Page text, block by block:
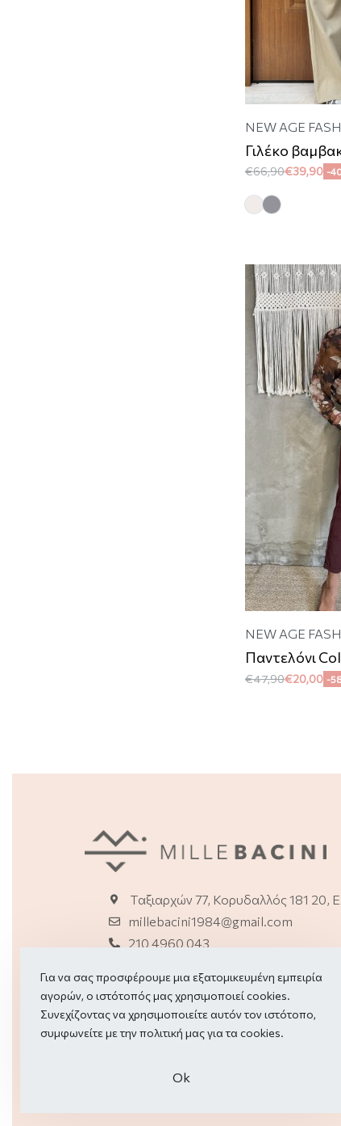
NEW AGE
Γιλέκο
€66,90€39,90 -
NEW AGE
Παντελόνι
€47,90€20,00 -
Ταξιαρχών 77, Κορυδαλλός 181 20,
millebacini1984@gmail.com
210 4960 043
Για να σας προσφέρουμε μια εξατομικευμένη εμπειρία
αγορών, ο ιστότοπός μας χρησιμοποιεί cookies.
Συνεχίζοντας να χρησιμοποιείτε αυτόν τον ιστότοπο,
συμφωνείτε με την πολιτική μας για τα cookies.
Οk